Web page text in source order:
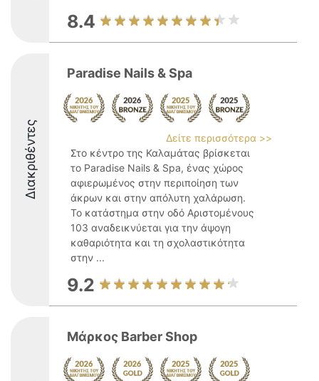
8.4
Διακριθέντες
Paradise Nails & Spa
Δείτε περισσότερα >>
Στο κέντρο της Καλαμάτας βρίσκεται
το Paradise Nails & Spa, ένας χώρος
αφιερωμένος στην περιποίηση των
άκρων και στην απόλυτη χαλάρωση.
Το κατάστημα στην οδό Αριστομένους
103 αναδεικνύεται για την άψογη
καθαριότητα και τη σχολαστικότητα
στην ...
9.2
Μάρκος Barber Shop